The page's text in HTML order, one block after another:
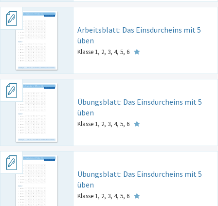
Arbeitsblatt: Das Einsdurcheins mit 5
üben
Klasse 1, 2, 3, 4, 5, 6
Übungsblatt: Das Einsdurcheins mit 5
üben
Klasse 1, 2, 3, 4, 5, 6
Übungsblatt: Das Einsdurcheins mit 5
üben
Klasse 1, 2, 3, 4, 5, 6